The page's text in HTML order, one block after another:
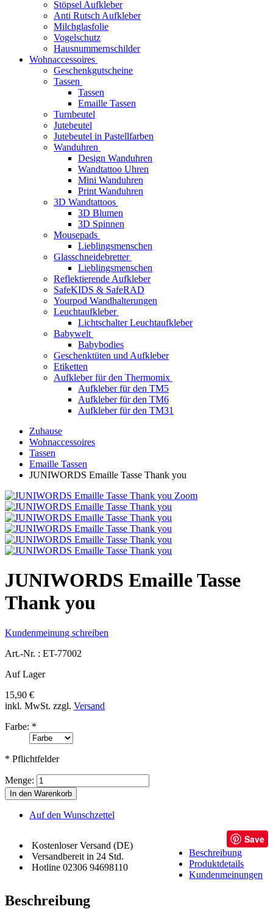
Stöpsel Aufkleber
Anti Rutsch Aufkleber
Milchglasfolie
Vogelschutz
Hausnummernschilder
Wohnaccessoires
Geschenkgutscheine
Tassen
Tassen
Emaille Tassen
Turnbeutel
Jutebeutel
Jutebeutel in Pastellfarben
Wanduhren
Design Wanduhren
Wandtattoo Uhren
Mini Wanduhren
Print Wanduhren
3D Wandtattoos
3D Blumen
3D Spinnen
Mousepads
Lieblingsmenschen
Glasschneidebretter
Lieblingsmenschen
Reflektierende Aufkleber
SafeKIDS & SafeRAD
Yourpod Wandhalterungen
Leuchtaufkleber
Lichtschalter Leuchtaufkleber
Babywelt
Babybodies
Geschenktüten und Aufkleber
Etiketten
Aufkleber für den Thermomix
Aufkleber für den TM5
Aufkleber für den TM6
Aufkleber für den TM31
Zuhause
Wohnaccessoires
Tassen
Emaille Tassen
JUNIWORDS Emaille Tasse Thank you
Zoom
JUNIWORDS Emaille Tasse
Thank you
Kundenmeinung schreiben
Art.-Nr. : ET-77002
Auf Lager
15,90 €
inkl. MwSt. zzgl. Versand
Farbe: *
* Pflichtfelder
Menge:
In den Warenkorb
Auf den Wunschzettel
Kostenloser Versand (DE)
Versandbereit in 24 Std.
Hotline 02306 94698110
Save
Beschreibung
Produktdetails
Kundenmeinungen
Beschreibung